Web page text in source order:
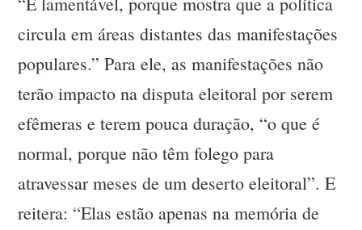
circula em áreas distantes das manifestações
populares.” Para ele, as manifestações não
terão impacto na disputa eleitoral por serem
efêmeras e terem pouca duração, “o que é
normal, porque não têm folego para
atravessar meses de um deserto eleitoral”. E
reitera: “Elas estão apenas na memória de